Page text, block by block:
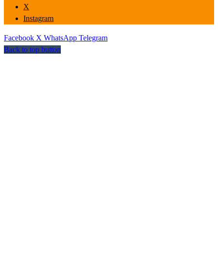
X
Instagram
Facebook X WhatsApp Telegram
Back to top button